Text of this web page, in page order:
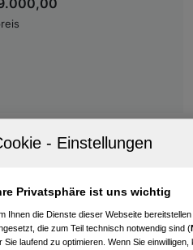
Privatsphäre ist uns wichtig
Ihnen die Dienste dieser Webseite
die zum Teil technisch notwendig sind (
Sie laufend zu optimieren. Wenn Sie